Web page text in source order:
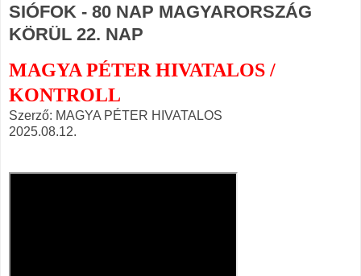
SIÓFOK - 80 NAP MAGYARORSZÁG
KÖRÜL 22. NAP
MAGYA PÉTER HIVATALOS /
KONTROLL
Szerző: MAGYA PÉTER HIVATALOS
2025.08.12.